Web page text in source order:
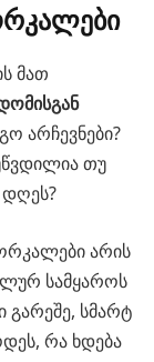
მათ
არჩევნები?
თუ
არის
სამყაროს
გარეშე, სმარტ
რა ხდება